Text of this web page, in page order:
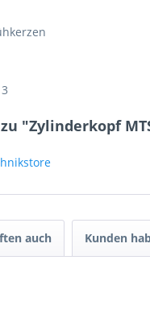
"Zylinderkopf
auch Kunden